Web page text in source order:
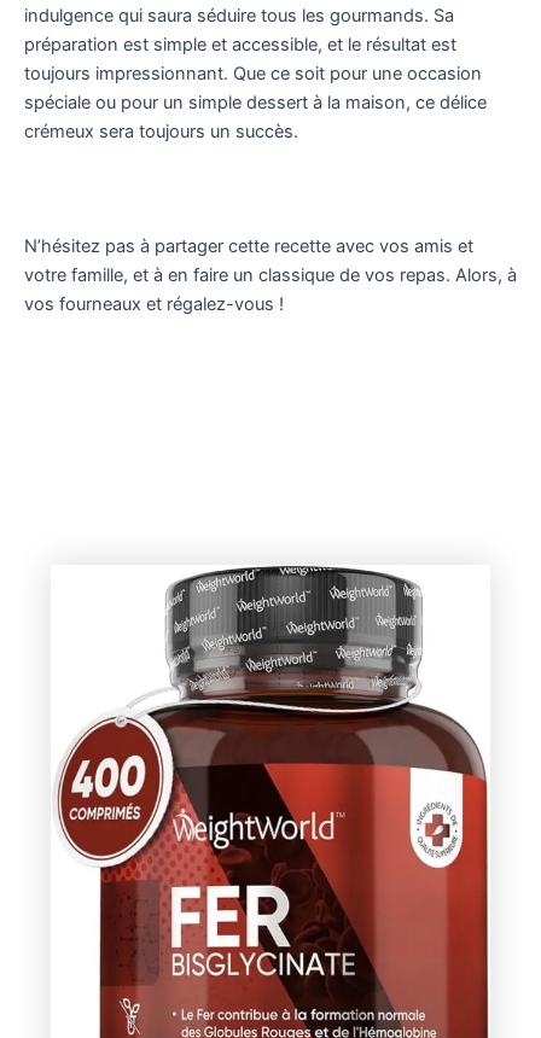
indulgence qui saura séduire tous les gourmands. Sa
préparation est simple et accessible, et le résultat est
toujours impressionnant. Que ce soit pour une occasion
spéciale ou pour un simple dessert à la maison, ce délice
crémeux sera toujours un succès.
N’hésitez pas à partager cette recette avec vos amis et
votre famille, et à en faire un classique de vos repas. Alors, à
vos fourneaux et régalez-vous !